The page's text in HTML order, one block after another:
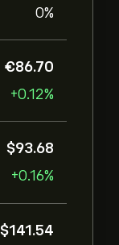
0%
‎€‎86.70
+0.12%
‎$‎93.68
+0.16%
‎$‎141.54